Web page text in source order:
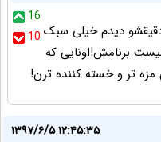
16
10 دقیقشو دیدم خیلی سبک
برنامش!اونایی که
مزه تر و خسته کننده ترن!
۱۳۹۷/۶/۵ ۱۲:۴۵:۳۵